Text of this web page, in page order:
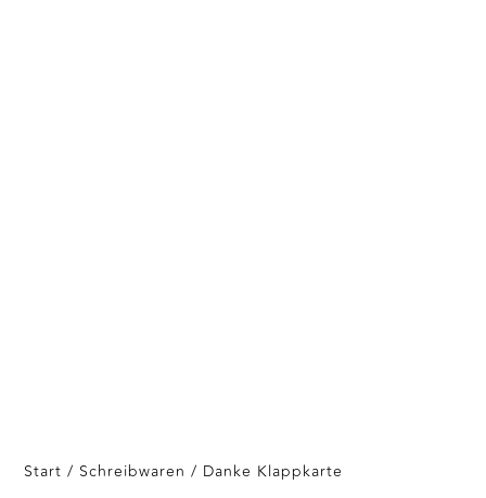
Start / Schreibwaren / Danke Klappkarte